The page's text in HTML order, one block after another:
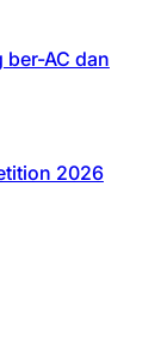
ber-AC dan
2026